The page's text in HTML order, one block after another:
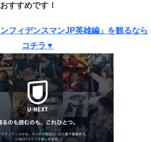
すすめです！
フィデンスマンJP英雄編」を観るなら
コチラ▼